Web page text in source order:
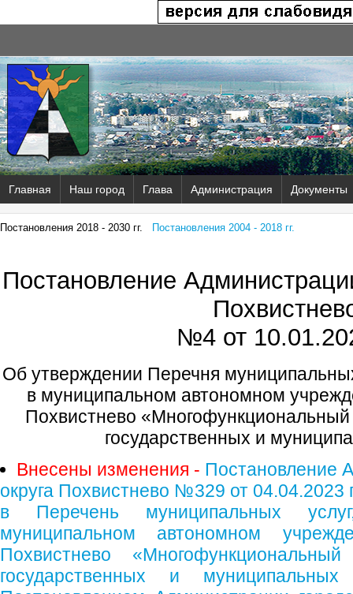
Главная Наш город Глава Администрация Документы
Постановления 2018 - 2030 гг. Постановления 2004 - 2018 гг.
Постановление
№4 от
Об утверждении Перечня
в муниципальном автономном
Похвистнево «Многофункциональный
государственных и
Внесены изменения - Постановление
округа Похвистнево №329 от 04.04.2023
в Перечень муниципальных
муниципальном автономном
Похвистнево
государственных и